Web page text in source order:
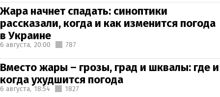
Жара начнет спадать: синоптики
рассказали, когда и как изменится погода
в Украине
6 августа, 20:00 787
Вместо жары – грозы, град и шквалы: где и
когда ухудшится погода
6 августа, 18:54 1827